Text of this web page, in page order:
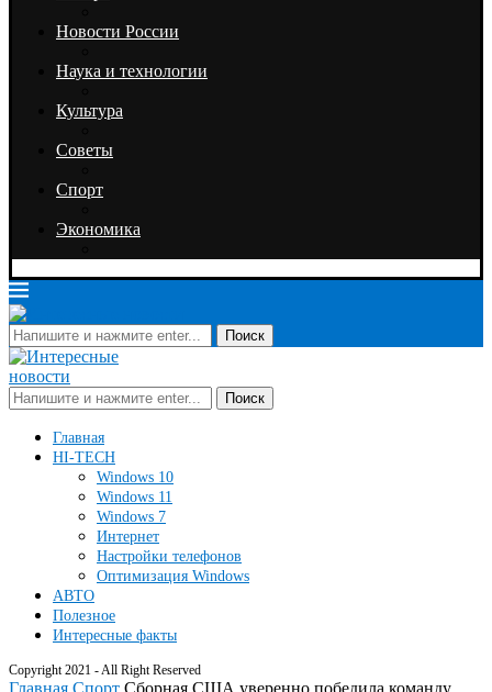
Новости России
Наука и технологии
Культура
Советы
Спорт
Экономика
Поиск
Поиск
Главная
HI-TECH
Windows 10
Windows 11
Windows 7
Интернет
Настройки телефонов
Оптимизация Windows
АВТО
Полезное
Интересные факты
Copyright 2021 - All Right Reserved
Главная Спорт Сборная США уверенно победила команду